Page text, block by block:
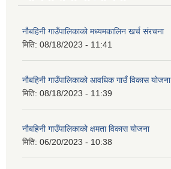
नौबहिनी गाउँपालिकाको मध्यमकालिन खर्च संरचना
मिति: 08/18/2023 - 11:41
नौबहिनी गाउँपालिकाको आवधिक गाउँ विकास योजना
मिति: 08/18/2023 - 11:39
नौबहिनी गाउँपालिकाको क्षमता विकास योजना
मिति: 06/20/2023 - 10:38